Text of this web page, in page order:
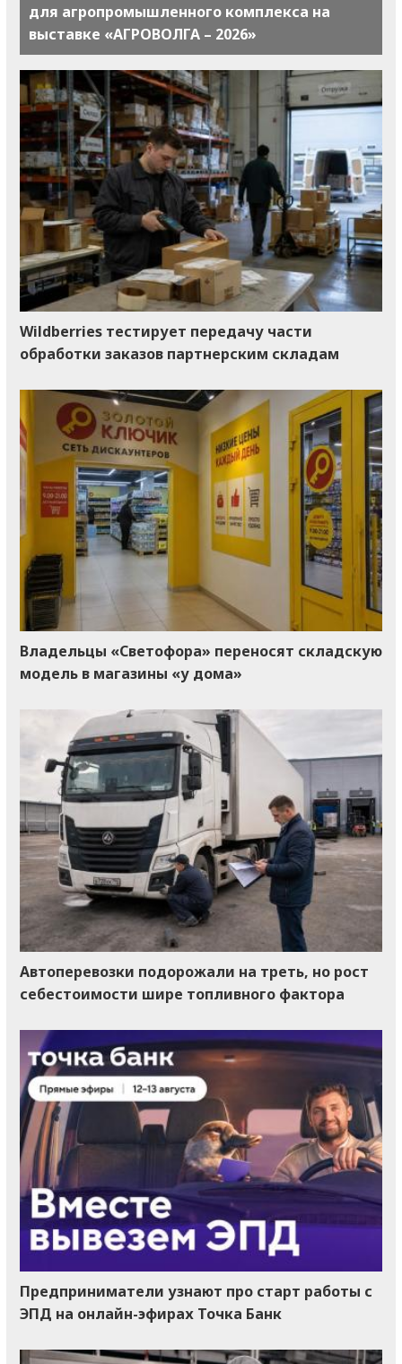
для агропромышленного комплекса на
выставке «АГРОВОЛГА – 2026»
Wildberries тестирует передачу части
обработки заказов партнерским складам
Владельцы «Светофора» переносят складскую
модель в магазины «у дома»
Автоперевозки подорожали на треть, но рост
себестоимости шире топливного фактора
Предприниматели узнают про старт работы с
ЭПД на онлайн-эфирах Точка Банк